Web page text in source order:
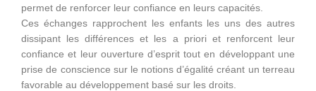
permet de renforcer leur confiance en leurs capacités.
Ces échanges rapprochent les enfants les uns des autres
dissipant les différences et les a priori et renforcent leur
confiance et leur ouverture d’esprit tout en développant une
prise de conscience sur le notions d’égalité créant un terreau
favorable au développement basé sur les droits.